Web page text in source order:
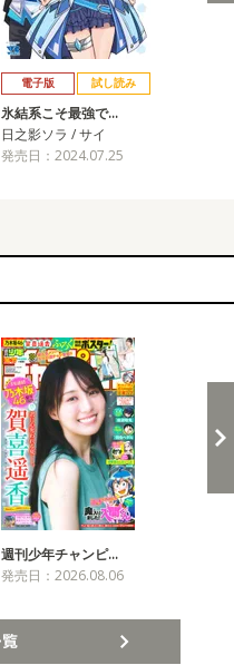
電子版 試し読み
氷結系こそ最強で…
日之影ソラ / サイ
発売日：2024.07.25
週刊少年チャンピ…
発売日：2026.08.06